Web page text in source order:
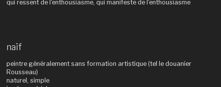
qui ressent de l'enthousiasme, qui manifeste de l'enthousiasme
naïf
peintre généralement sans formation artistique (tel le douanier
Rousseau)
naturel, simple